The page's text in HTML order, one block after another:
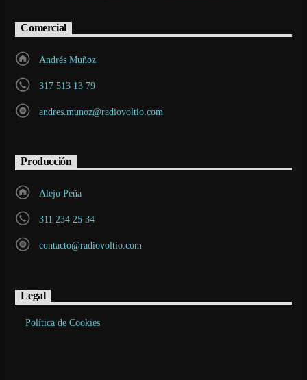
Comercial
Andrés Muñoz
317 513 13 79
andres.munoz@radiovoltio.com
Producción
Alejo Peña
311 234 25 34
contacto@radiovoltio.com
Legal
Política de Cookies